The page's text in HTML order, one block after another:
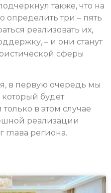
также, что на
определить три – пять
реализовать их,
– и они станут
сферы
в первую очередь мы
будет
в этом случае
реализации
глава региона.